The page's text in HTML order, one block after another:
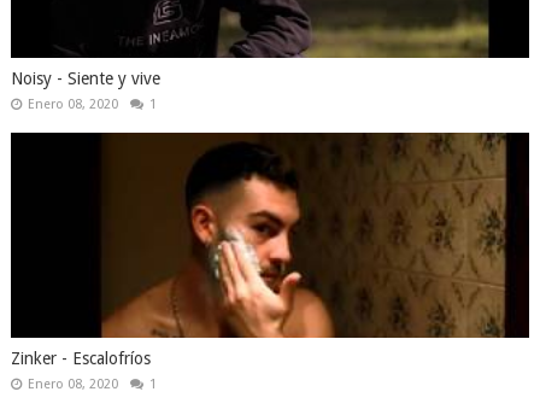
Noisy - Siente y vive
Enero 08, 2020 1
Zinker - Escalofríos
Enero 08, 2020 1